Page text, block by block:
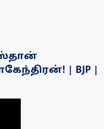
| BJP |